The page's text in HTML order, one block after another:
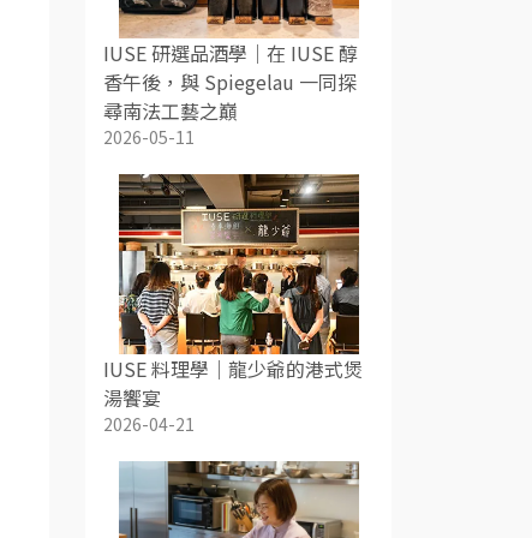
IUSE 研選品酒學｜在 IUSE 醇
香午後，與 Spiegelau 一同探
尋南法工藝之巔
2026-05-11
IUSE 料理學｜龍少爺的港式煲
湯饗宴
2026-04-21